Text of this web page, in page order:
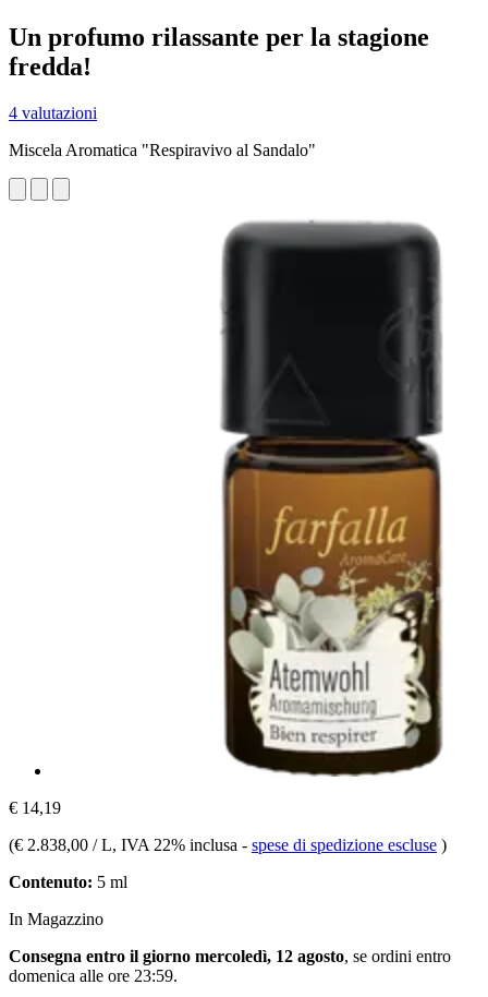
Un profumo rilassante per la stagione
fredda!
4 valutazioni
Miscela Aromatica "Respiravivo al Sandalo"
€ 14,19
(€ 2.838,00 / L, IVA 22% inclusa - spese di spedizione escluse )
Contenuto: 5 ml
In Magazzino
Consegna entro il giorno mercoledì, 12 agosto, se ordini entro
domenica alle ore 23:59.